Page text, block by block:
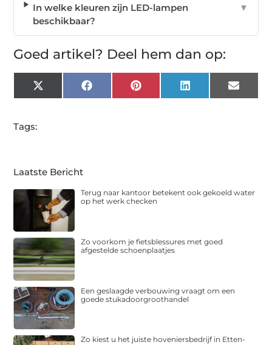
In welke kleuren zijn LED-lampen
beschikbaar?
▼
Goed artikel? Deel hem dan op:
X
(Twitter)
FacebookPinterest LinkedIn Email
Tags:
Laatste Bericht
Terug naar kantoor betekent ook gekoeld water
op het werk checken
Zo voorkom je fietsblessures met goed
afgestelde schoenplaatjes
Een geslaagde verbouwing vraagt om een
goede stukadoorgroothandel
Zo kiest u het juiste hoveniersbedrijf in Etten-